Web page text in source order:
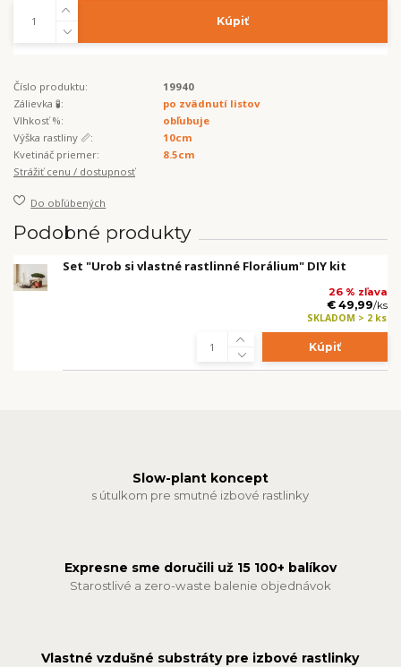
Kúpiť
Číslo produktu:
19940
Zálievka 🧪:
po zvädnutí listov
Vlhkosť %:
obľubuje
Výška rastliny 📏:
10cm
Kvetináč priemer:
8.5cm
Strážiť cenu / dostupnosť
Do obľúbených
Podobné produkty
Set "Urob si vlastné rastlinné Florálium" DIY kit
26 % zľava
€ 49,99/ks
SKLADOM > 2 ks
Kúpiť
Slow-plant koncept
s útulkom pre smutné izbové rastlinky
Expresne sme doručili už 15 100+ balíkov
Starostlivé a zero-waste balenie objednávok
Vlastné vzdušné substráty pre izbové rastlinky